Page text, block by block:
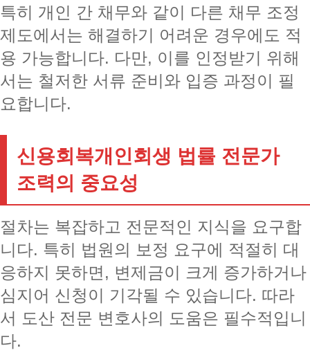
특히 개인 간 채무와 같이 다른 채무 조정
제도에서는 해결하기 어려운 경우에도 적
용 가능합니다. 다만, 이를 인정받기 위해
서는 철저한 서류 준비와 입증 과정이 필
요합니다.
신용회복개인회생 법률 전문가
조력의 중요성
절차는 복잡하고 전문적인 지식을 요구합
니다. 특히 법원의 보정 요구에 적절히 대
응하지 못하면, 변제금이 크게 증가하거나
심지어 신청이 기각될 수 있습니다. 따라
서 도산 전문 변호사의 도움은 필수적입니
다.